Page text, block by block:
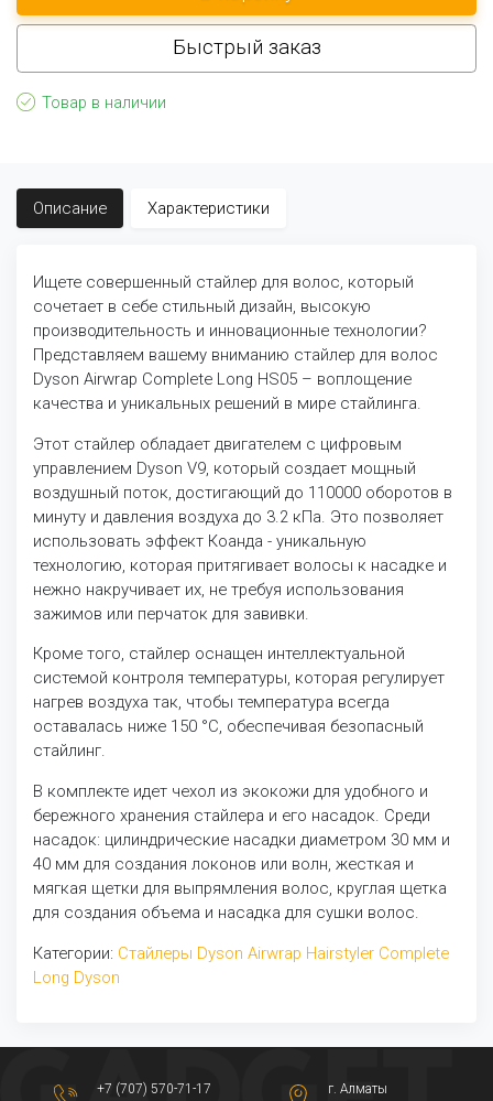
Быстрый заказ
Товар в наличии
Описание Характеристики
Ищете совершенный стайлер для волос, который
сочетает в себе стильный дизайн, высокую
производительность и инновационные технологии?
Представляем вашему вниманию стайлер для волос
Dyson Airwrap Complete Long HS05 – воплощение
качества и уникальных решений в мире стайлинга.
Этот стайлер обладает двигателем с цифровым
управлением Dyson V9, который создает мощный
воздушный поток, достигающий до 110000 оборотов в
минуту и давления воздуха до 3.2 кПа. Это позволяет
использовать эффект Коанда - уникальную
технологию, которая притягивает волосы к насадке и
нежно накручивает их, не требуя использования
зажимов или перчаток для завивки.
Кроме того, стайлер оснащен интеллектуальной
системой контроля температуры, которая регулирует
нагрев воздуха так, чтобы температура всегда
оставалась ниже 150 °C, обеспечивая безопасный
стайлинг.
В комплекте идет чехол из экокожи для удобного и
бережного хранения стайлера и его насадок. Среди
насадок: цилиндрические насадки диаметром 30 мм и
40 мм для создания локонов или волн, жесткая и
мягкая щетки для выпрямления волос, круглая щетка
для создания объема и насадка для сушки волос.
Категории: Стайлеры Dyson Airwrap Hairstyler Complete
Long Dyson
+7 (707) 570-71-17
г. Алматы